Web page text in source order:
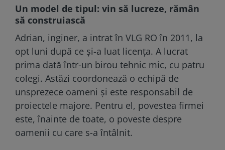
Un model de tipul: vin să lucreze, rămân
să construiască
Adrian, inginer, a intrat în VLG RO în 2011, la
opt luni după ce și-a luat licența. A lucrat
prima dată într-un birou tehnic mic, cu patru
colegi. Astăzi coordonează o echipă de
unsprezece oameni și este responsabil de
proiectele majore. Pentru el, povestea firmei
este, înainte de toate, o poveste despre
oamenii cu care s-a întâlnit.